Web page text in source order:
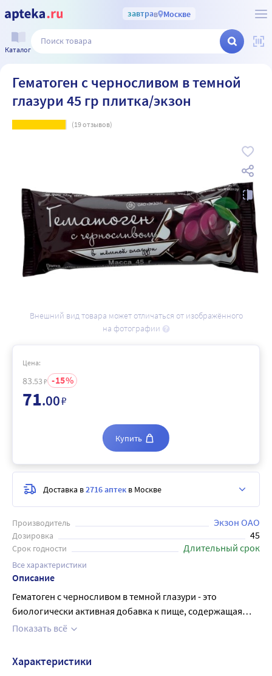
завтрав Москве
Каталог
Гематоген с черносливом в темной
глазури 45 гр плитка/экзон
(19отзывов)
Внешний вид товара может отличаться от изображённого
на фотографии
Производитель Экзон ОАО
Дозировка 45
Срок годности Длительный срок
Все характеристики
Описание
Гематоген с черносливом в темной глазури - это
биологически активная добавка к пище, содержащая
основное действующее вещество - альбумин черный
полученный из очищенной и высушенной бычьей крови
обладает прекрасной биодоступностью, именно он
Показать всё
Цена:
83.53 ₽ 15
71.00₽
Купить
Доставка в2716 аптек в Москве
Характеристики